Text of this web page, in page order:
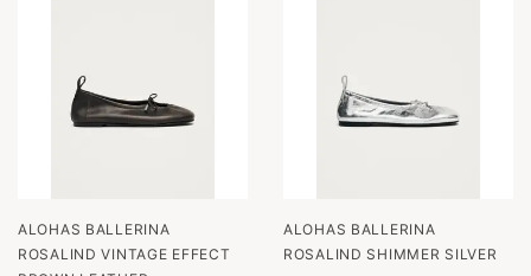
ALOHAS BALLERINA
ROSALIND VINTAGE EFFECT
ALOHAS BALLERINA
ROSALIND SHIMMER SILVER